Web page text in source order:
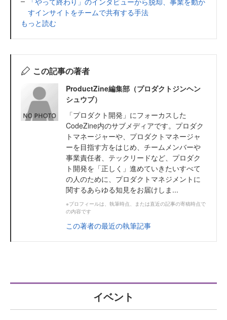
すインサイトをチームで共有する手法
もっと読む
この記事の著者
ProductZine編集部（プロダクトジンヘン
シュウブ）
「プロダクト開発」にフォーカスした
CodeZine内のサブメディアです。プロダク
トマネージャーや、プロダクトマネージャ
ーを目指す方をはじめ、チームメンバーや
事業責任者、テックリードなど、プロダク
ト開発を「正しく」進めていきたいすべて
の人のために、プロダクトマネジメントに
関するあらゆる知見をお届けしま...
※プロフィールは、執筆時点、または直近の記事の寄稿時点で
の内容です
この著者の最近の執筆記事
イベント